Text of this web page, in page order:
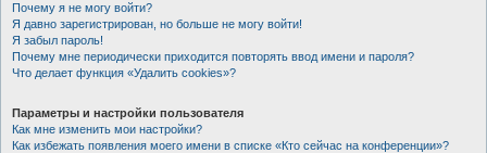
Почему я не могу войти?
Я давно зарегистрирован, но больше не могу войти!
Я забыл пароль!
Почему мне периодически приходится повторять ввод имени и пароля?
Что делает функция «Удалить cookies»?
Параметры и настройки пользователя
Как мне изменить мои настройки?
Как избежать появления моего имени в списке «Кто сейчас на конференции»?